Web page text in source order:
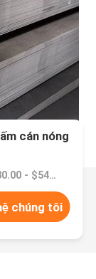
cán nóng
Giá bán：$430.00 - $540.00/Tons
chúng tôi